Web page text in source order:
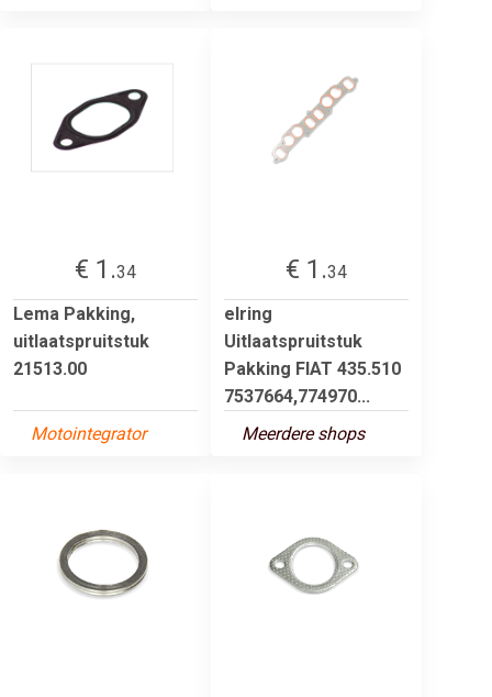
€ 1.34
Lema Pakking,
uitlaatspruitstuk
21513.00
Motointegrator
€ 1.34
elring
Uitlaatspruitstuk
Pakking FIAT 435.510
7537664,774970...
Meerdere shops